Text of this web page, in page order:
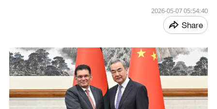
05:54:40 2026-05-07
Share